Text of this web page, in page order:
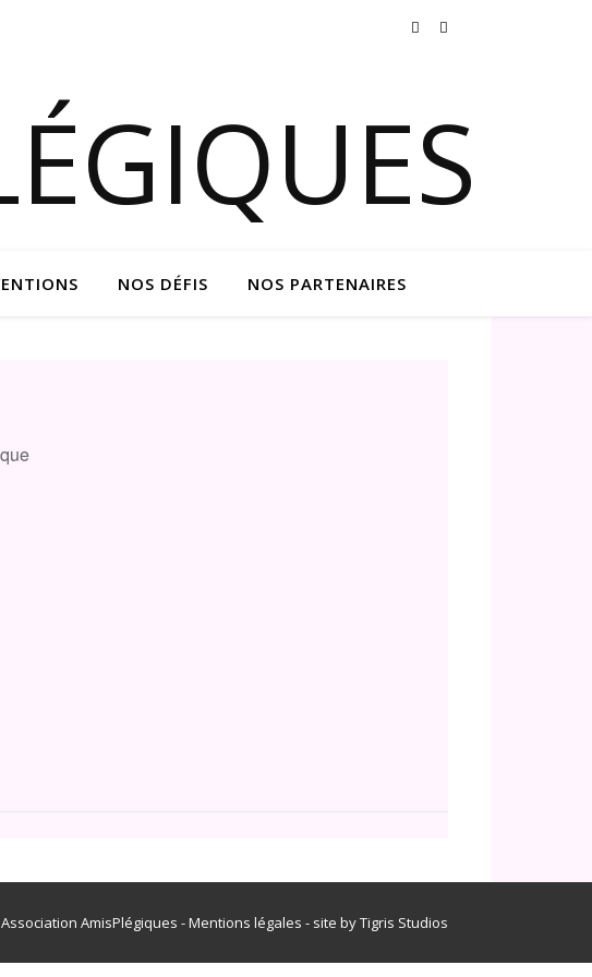
NOS DÉFIS NOS PARTENAIRES
Association AmisPlégiques -Mentions légales - site byTigris Studios